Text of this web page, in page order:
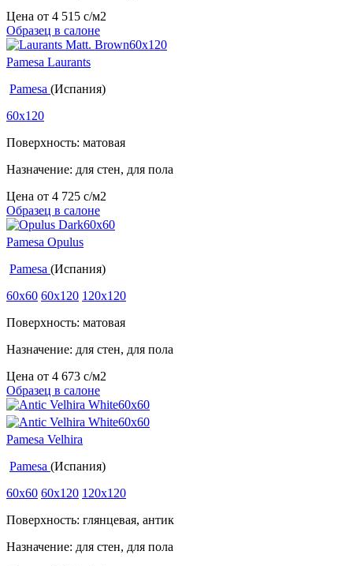
Цена от 4 515 c/м2
Образец в салоне
Pamesa Laurants
Pamesa (Испания)
60x120
Поверхность: матовая
Назначение: для стен, для пола
Цена от 4 725 c/м2
Образец в салоне
Pamesa Opulus
Pamesa (Испания)
60x60 60x120 120x120
Поверхность: матовая
Назначение: для стен, для пола
Цена от 4 673 c/м2
Образец в салоне
Pamesa Velhira
Pamesa (Испания)
60x60 60x120 120x120
Поверхность: глянцевая, антик
Назначение: для стен, для пола